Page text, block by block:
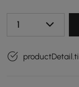
1